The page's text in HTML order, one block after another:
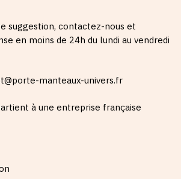
suggestion, contactez-nous et
en moins de 24h du lundi au vendredi
manteaux-univers.fr
à une entreprise française